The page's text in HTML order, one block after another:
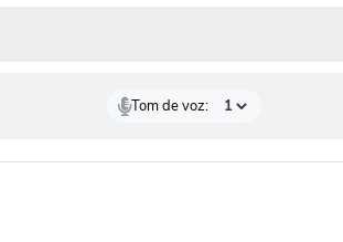
Tom de voz: